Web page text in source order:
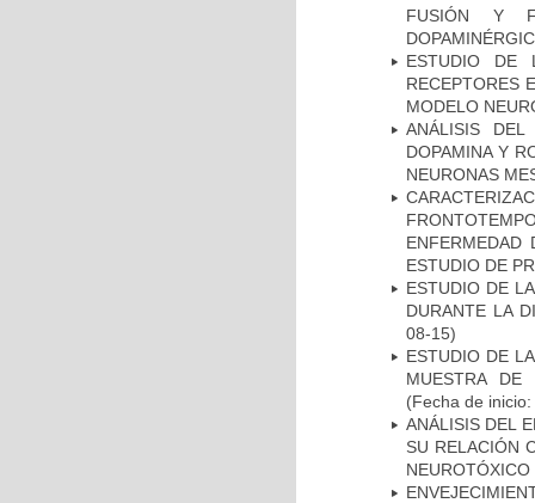
FUSIÓN Y
ESTUDIO DE
RECEPTORES
MODELO
ANÁLISIS
DOPAMINA Y
NEURONAS
ENFERMEDAD
ESTUDIO DE
ESTUDIO DE
DURANTE LA
08-15)
ESTUDIO DE
MUESTRA DE
(Fecha de
ANÁLISIS DEL
SU RELACIÓN
NEUROTÓXICO